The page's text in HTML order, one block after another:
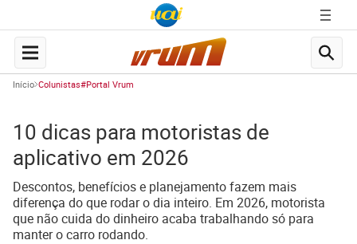
Início Colunistas#Portal Vrum
10 dicas para motoristas de
aplicativo em 2026
Descontos, benefícios e planejamento fazem mais
diferença do que rodar o dia inteiro. Em 2026, motorista
que não cuida do dinheiro acaba trabalhando só para
manter o carro rodando.